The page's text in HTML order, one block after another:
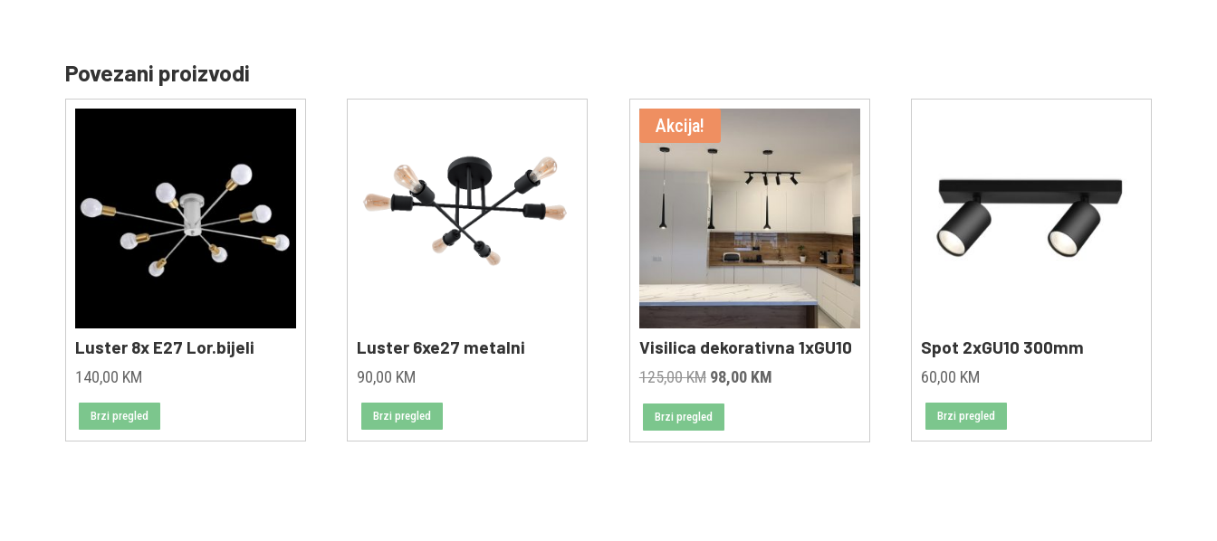
Povezani proizvodi
Luster 8x E27 Lor.bijeli
140,00 KM
Brzi pregled
Luster 6xe27 metalni
90,00 KM
Brzi pregled
Akcija!
Visilica dekorativna 1xGU10
125,00KM Original
price
was:
125,00 KM.
98,00 KMCurrent
98,00 KM.
Brzi pregled
Spot 2xGU10 300mm
60,00 KM
Brzi pregled